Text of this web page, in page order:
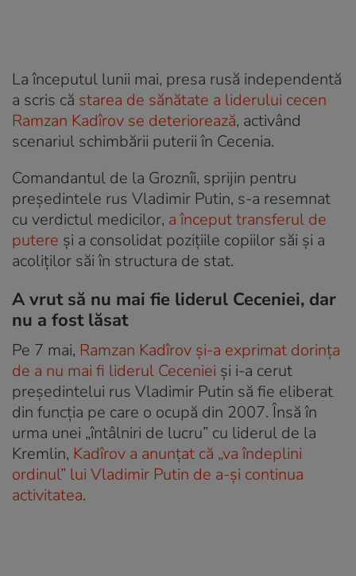
La începutul lunii mai, presa rusă independentă
a scris că starea de sănătate a liderului cecen
Ramzan Kadîrov se deteriorează, activând
scenariul schimbării puterii în Cecenia.
Comandantul de la Groznîi, sprijin pentru
președintele rus Vladimir Putin, s-a resemnat
cu verdictul medicilor, a început transferul de
putere și a consolidat pozițiile copiilor săi și a
acoliților săi în structura de stat.
A vrut să nu mai fie liderul Ceceniei, dar
nu a fost lăsat
Pe 7 mai, Ramzan Kadîrov și-a exprimat dorința
de a nu mai fi liderul Ceceniei și i-a cerut
președintelui rus Vladimir Putin să fie eliberat
din funcția pe care o ocupă din 2007. Însă în
urma unei „întâlniri de lucru” cu liderul de la
Kremlin, Kadîrov a anunțat că „va îndeplini
ordinul” lui Vladimir Putin de a-și continua
activitatea.